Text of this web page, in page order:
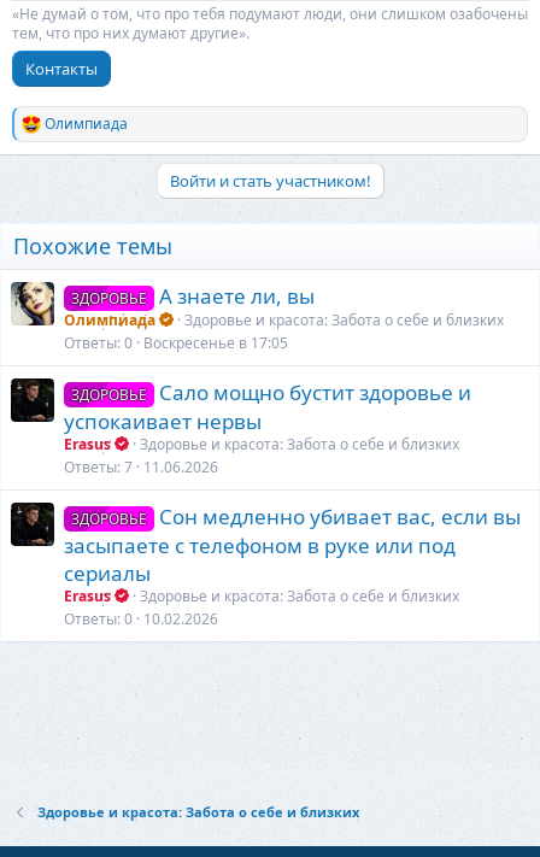
«Не думай о том, что про тебя подумают люди, они слишком озабочены
тем, что про них думают другие».
Контакты
Р
е
и
и
:
Олимпиада
Войти и стать участником!
Похожие темы
ЗДОРОВЬЕ А знаете ли, вы
Олимпиада
Здоровье и красота: Забота о себе и близких
Ответы 0 Воскресенье в 17:05
ЗДОРОВЬЕ
Сало мощно бустит здоровье и
успокаивает нервы
Erasus
Здоровье и красота: Забота о себе и близких
Ответы 7 11.06.2026
ЗДОРОВЬЕ
Сон медленно убивает вас, если вы
засыпаете с телефоном в руке или под
сериалы
Erasus
Здоровье и красота: Забота о себе и близких
Ответы 0 10.02.2026
Здоровье и красота: Забота о себе и близких